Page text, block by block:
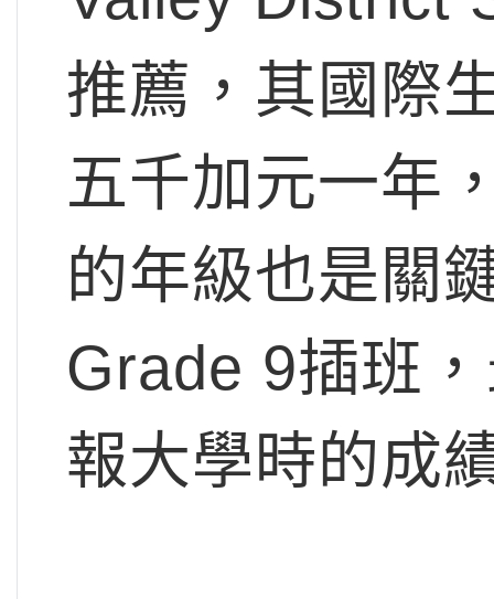
推薦，其國際
五千加元一年
的年級也是關
Grade 9插班
報大學時的成